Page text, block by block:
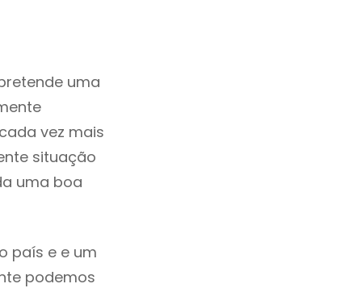
uma
vez mais
situação
uma boa
país e e um
podemos